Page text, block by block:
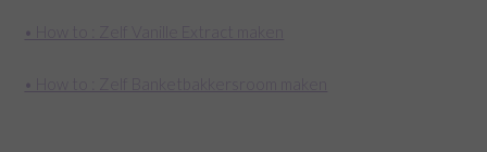
• How to : Zelf Vanille Extract maken
• How to : Zelf Banketbakkersroom maken